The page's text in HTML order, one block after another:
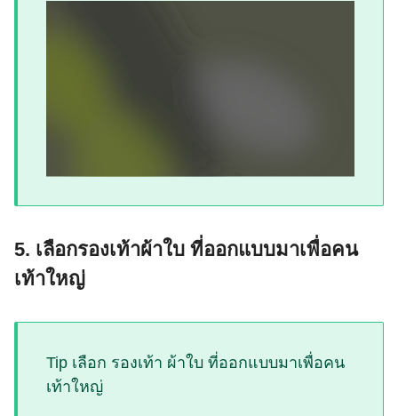
5. เลือกรองเท้าผ้าใบ ที่ออกแบบมาเพื่อคน
เท้าใหญ่
Tip เลือก รองเท้า ผ้าใบ ที่ออกแบบมาเพื่อคน
เท้าใหญ่